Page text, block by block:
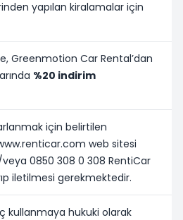
yapılan kiralamalar için
Greenmotion Car Rental’dan
%20 indirim
için belirtilen
web sitesi
0850 308 0 308 RentiCar
iletilmesi gerekmektedir.
kullanmaya hukuki olarak